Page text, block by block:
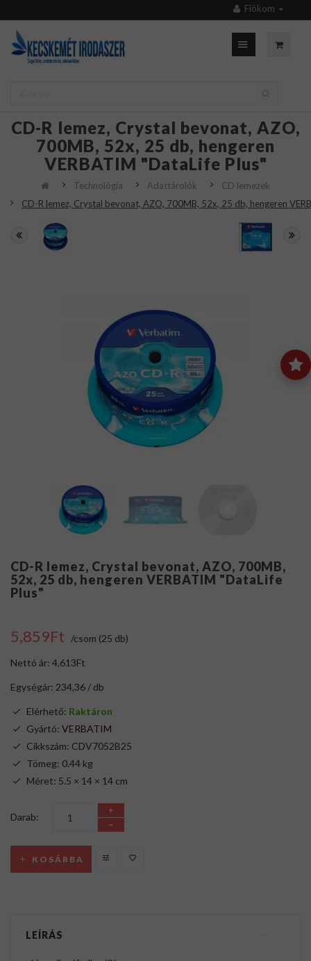
Fiókom
CD-R lemez, Crystal bevonat, AZO,
700MB, 52x, 25 db, hengeren
VERBATIM "DataLife Plus"
Technológia Adattárolók
CD lemezek
CD-R lemez, Crystal bevonat, AZO, 700MB, 52x, 25 db, hengeren
CD-R lemez, Crystal bevonat, AZO, 700MB,
52x, 25 db, hengeren VERBATIM "DataLife
Plus"
5,859Ft /csom (25 db)
Nettó ár: 4,613Ft
Egységár: 234,36 / db
Elérhető: Raktáron
Gyártó: VERBATIM
Cikkszám: CDV7052B25
Tömeg: 0.44 kg
Méret: 5.5 × 14 × 14 cm
Darab:
KOSÁRBA
LEÍRÁS